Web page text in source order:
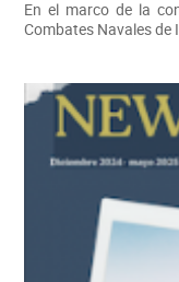
En el marco de la
Combates Navales de